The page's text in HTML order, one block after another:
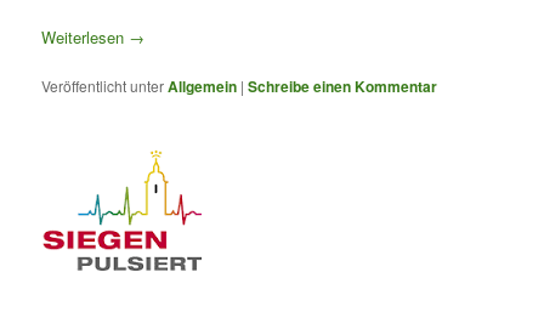
Weiterlesen →
Veröffentlicht unterAllgemein |Schreibe einen Kommentar